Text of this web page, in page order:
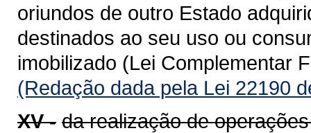
oriundos de outro Estado
destinados ao seu uso ou
imobilizado (Lei Complementar
(Redação dada pela Lei 22190
XV - da realização de